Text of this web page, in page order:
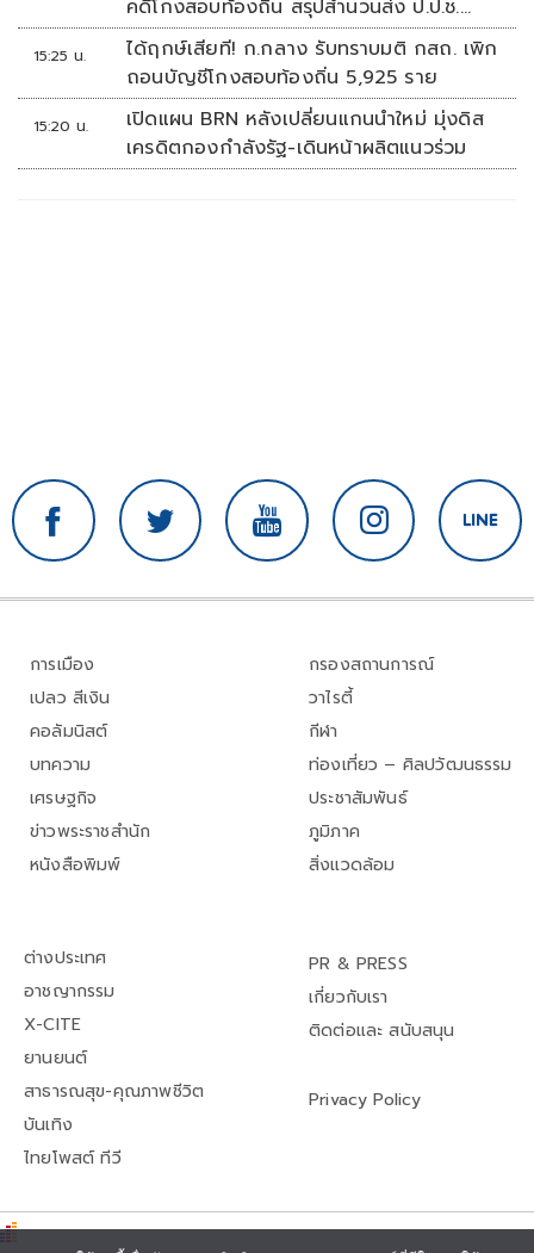
คดีโกงสอบท้องถิ่น สรุปสำนวนส่ง ป.ป.ช.
สัปดาห์หน้า
15:25 น.
ได้ฤกษ์เสียที! ก.กลาง รับทราบมติ กสถ. เพิก
ถอนบัญชีโกงสอบท้องถิ่น 5,925 ราย
15:20 น.
เปิดแผน BRN หลังเปลี่ยนแกนนำใหม่ มุ่งดิส
เครดิตกองกำลังรัฐ-เดินหน้าผลิตแนวร่วม
การเมือง
เปลว สีเงิน
คอลัมนิสต์
บทความ
เศรษฐกิจ
ข่าวพระราชสำนัก
หนังสือพิมพ์
กรองสถานการณ์
วาไรตี้
กีฬา
ท่องเที่ยว – ศิลปวัฒนธรรม
ประชาสัมพันธ์
ภูมิภาค
สิ่งแวดล้อม
ต่างประเทศ
อาชญากรรม
X-CITE
ยานยนต์
สาธารณสุข-คุณภาพชีวิต
บันเทิง
ไทยโพสต์ ทีวี
PR & PRESS
เกี่ยวกับเรา
ติดต่อและ สนับสนุน
Privacy Policy